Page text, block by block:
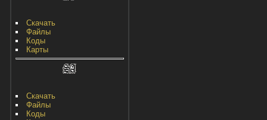
Скачать
Файлы
Коды
Карты
Скачать
Файлы
Коды